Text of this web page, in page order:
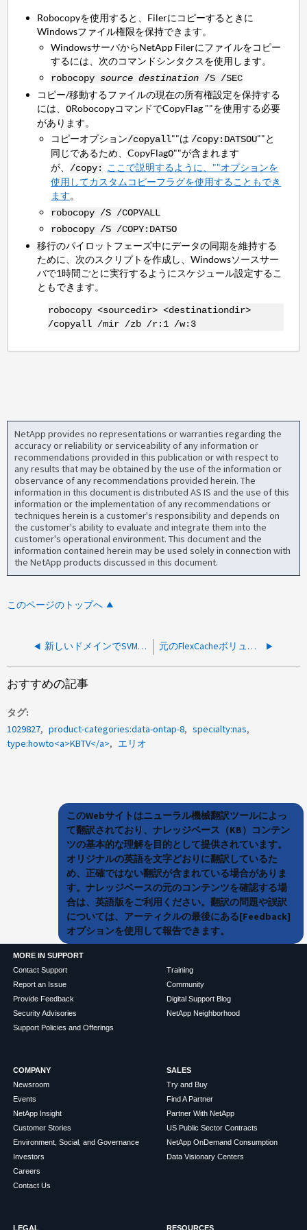
Robocopyを使用すると、Filerにコピーするときに
Windowsファイル権限を保持できます。
WindowsサーバからNetApp Filerにファイルをコピー
するには、次のコマンドシンタクスを使用します。
robocopysource destination /S /SEC
コピー/移動するファイルの現在の所有権設定を保持する
には、ORobocopyコマンドでCopyFlag ""を使用する必要
があります。
コピーオプション/copyall""は /copy:DATSOU""と
同じであるため、CopyFlagO""が含まれます
が、 /copy:
ここで説明するように、""オプションを
使用してカスタムコピーフラグを使用することもでき
ます。
robocopy /S /COPYALL
robocopy /S /COPY:DATSO
移行のパイロットフェーズ中にデータの同期を維持する
ために、次のスクリプトを作成し、Windowsソースサー
バで1時間ごとに実行するようにスケジュール設定するこ
ともできます。
robocopy <sourcedir> <destinationdir>
/copyall /mir /zb /r:1 /w:3
NetApp provides no representations or warranties regarding the
accuracy or reliability or serviceability of any information or
recommendations provided in this publication or with respect to
any results that may be obtained by the use of the information or
observance of any recommendations provided herein. The
information in this document is distributed AS IS and the use of this
information or the implementation of any recommendations or
techniques herein is a customer's responsibility and depends on
the customer's ability to evaluate and integrate them into the
customer's operational environment. This document and the
information contained herein may be used solely in connection with
the NetApp products discussed in this document.
このページのトップへ
新しいドメインでSVMを特定のOUに移動する方法 元のFlexCacheボリュームをクラスタ間で移動する方法
おすすめの記事
タグ
1029827
product-categories:data-ontap-8
specialty:nas
type:howto<a>KBTV</a>
エリオ
このWebサイトはニューラル機械翻訳ツールによっ
て翻訳されており、ナレッジベース（KB）コンテン
ツの基本的な理解を目的として提供されています。
オリジナルの英語を文字どおりに翻訳しているた
め、正確ではない翻訳が含まれている場合がありま
す。ナレッジベースの元のコンテンツを確認する場
合は、英語版をご利用ください。翻訳の問題や誤訳
については、アーティクルの最後にある[Feedback]
オプションを使用して報告できます。
MORE IN SUPPORT
Contact Support
Report an Issue
Provide Feedback
Security Advisories
Support Policies and Offerings
Training
Community
Digital Support Blog
NetApp Neighborhood
COMPANY
Newsroom
Events
NetApp Insight
Customer Stories
Environment, Social, and Governance
Investors
Careers
Contact Us
SALES
Try and Buy
Find A Partner
Partner With NetApp
US Public Sector Contracts
NetApp OnDemand Consumption
Data Visionary Centers
LEGAL RESOURCES